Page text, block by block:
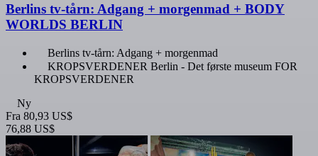
Berlins tv-tårn: Adgang + morgenmad + BODY
WORLDS BERLIN
Berlins tv-tårn: Adgang + morgenmad
KROPSVERDENER Berlin - Det første museum FOR
KROPSVERDENER
Ny
Fra 80,93 US$
76,88 US$